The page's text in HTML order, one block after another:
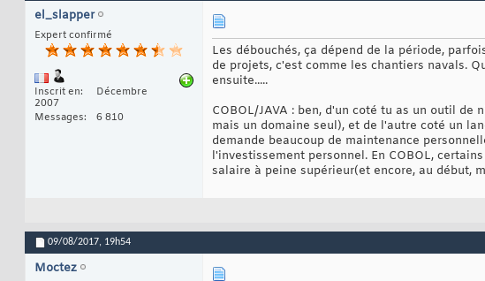
el_slapper
Expert confirmé
Inscrit en
Décembre
2007
Messages
6 810
Les débouchés, ça dépend de la période,
de projets, c'est comme les chantiers navals.
ensuite.....
COBOL/JAVA : ben, d'un coté tu as un outil
mais un domaine seul), et de l'autre coté un
demande beaucoup de maintenance
l'investissement personnel. En COBOL,
salaire à peine supérieur(et encore, au début,
09/08/2017, 19h54
Moctez